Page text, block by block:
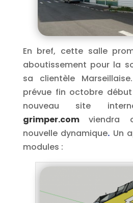
En bref, cette salle
aboutissement pour la
sa clientèle
prévue fin octobre
nouveau site
grimper.comviendra
nouvelle dynamique. Un
modules :